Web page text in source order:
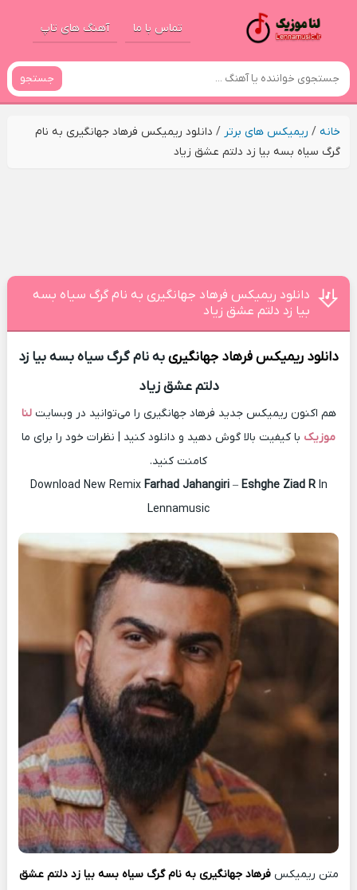
تماس با ما آهنگ های تاپ
جستجو
خانه/ ریمیکس های برتر / دانلود ریمیکس فرهاد جهانگیری به نام
گرگ سیاه بسه بیا زد دلتم عشق زیاد
دانلود ریمیکس فرهاد جهانگیری به نام گرگ سیاه بسه
بیا زد دلتم عشق زیاد
دانلود ریمیکسفرهاد جهانگیریبه نام گرگ سیاه بسه بیا زد
دلتم عشق زیاد
هم اکنون ریمیکس جدید فرهاد جهانگیری را می‌توانید در وبسایتلنا
موزیک با کیفیت بالا گوش دهید و دانلود کنید | نظرات خود را برای ما
کامنت کنید.
Download New Remix Farhad Jahangiri– Eshghe Ziad RIn
Lennamusic
متن ریمیکسفرهاد جهانگیری به نام گرگ سیاه بسه بیا زد دلتم عشق